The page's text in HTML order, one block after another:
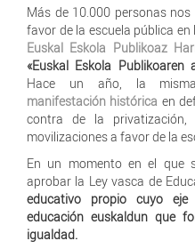
Más de 10.000 personas
favor de la escuela pública
Euskal Eskola Publikoaz
«Euskal Eskola Publikoaren
Hace un año, la
manifestación histórica en
contra de la
movilizaciones a favor de la
En un momento en el que
aprobar la Ley vasca de
educativo propio cuyo
educación euskaldun que
igualdad.